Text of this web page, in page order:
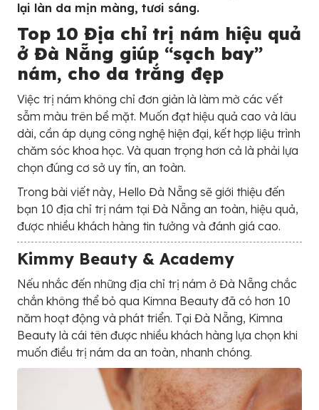
lại làn da mịn màng, tươi sáng.
Top 10 Địa chỉ trị nám hiệu quả
ở Đà Nẵng giúp “sạch bay”
nám, cho da trắng đẹp
Việc trị nám không chỉ đơn giản là làm mờ các vết
sẫm màu trên bề mặt. Muốn đạt hiệu quả cao và lâu
dài, cần áp dụng công nghệ hiện đại, kết hợp liệu trình
chăm sóc khoa học. Và quan trọng hơn cả là phải lựa
chọn đúng cơ sở uy tín, an toàn.
Trong bài viết này, Hello Đà Nẵng sẽ giới thiệu đến
bạn 10 địa chỉ trị nám tại Đà Nẵng an toàn, hiệu quả,
được nhiều khách hàng tin tưởng và đánh giá cao.
Kimmy Beauty & Academy
Nếu nhắc đến những địa chỉ trị nám ở Đà Nẵng chắc
chắn không thể bỏ qua Kimna Beauty đã có hơn 10
năm hoạt động và phát triển. Tại Đà Nẵng, Kimna
Beauty là cái tên được nhiều khách hàng lựa chọn khi
muốn điều trị nám da an toàn, nhanh chóng.